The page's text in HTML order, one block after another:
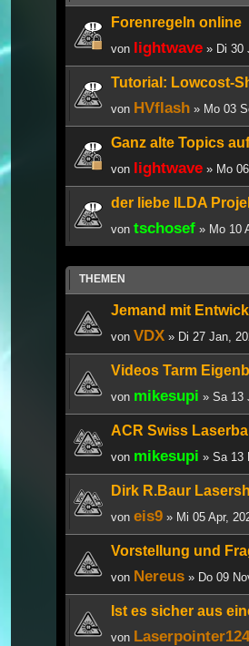
Forenregeln online
von lightwave » Di 30
Tutorial: Lowcost-
von HVflash » Mo 03
Ganz alte Topics
von lightwave » Mo
der liebe ILDA
von tschosef » Mo 10
THEMEN
Jemand mit
von VDX » Di 27 Jan,
Videos Tarm
von mikesupi » Sa 13
ACR Swiss
von mikesupi » Sa 13
Dirk R.Baur
von eis9 » Mi 05 Apr,
Vorstellung und
von Nereus » Do 09
Ist es sicher aus
von Laserpointer124